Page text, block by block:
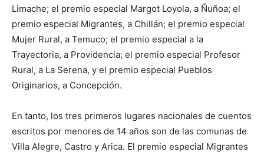
Limache; el premio especial Margot Loyola, a Ñuñoa; el
premio especial Migrantes, a Chillán; el premio especial
Mujer Rural, a Temuco; el premio especial a la
Trayectoria, a Providencia; el premio especial Profesor
Rural, a La Serena, y el premio especial Pueblos
Originarios, a Concepción.
En tanto, los tres primeros lugares nacionales de cuentos
escritos por menores de 14 años son de las comunas de
Villa Alegre, Castro y Arica. El premio especial Migrantes